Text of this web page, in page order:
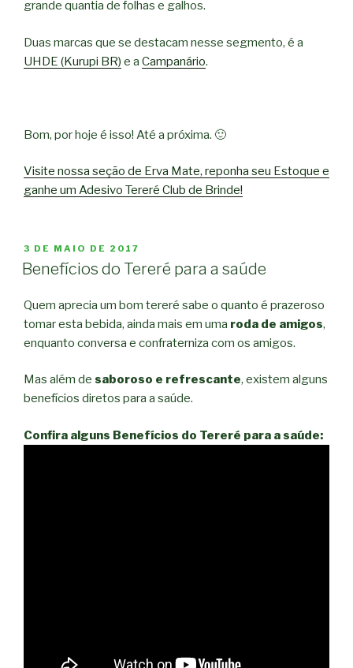
grande quantia de folhas e galhos.
Duas marcas que se destacam nesse segmento, é a
UHDE (Kurupi BR) e a Campanário.
Bom, por hoje é isso! Até a próxima. 🙂
Visite nossa seção de Erva Mate, reponha seu Estoque e
ganhe um Adesivo Tereré Club de Brinde!
PUBLICADO
EM
3 DE MAIO DE 2017
Benefícios do Tereré para a saúde
Quem aprecia um bom tereré sabe o quanto é prazeroso
tomar esta bebida, ainda mais em uma roda de amigos,
enquanto conversa e confraterniza com os amigos.
Mas além de saboroso e refrescante, existem alguns
benefícios diretos para a saúde.
Confira alguns Benefícios do Tereré para a saúde: